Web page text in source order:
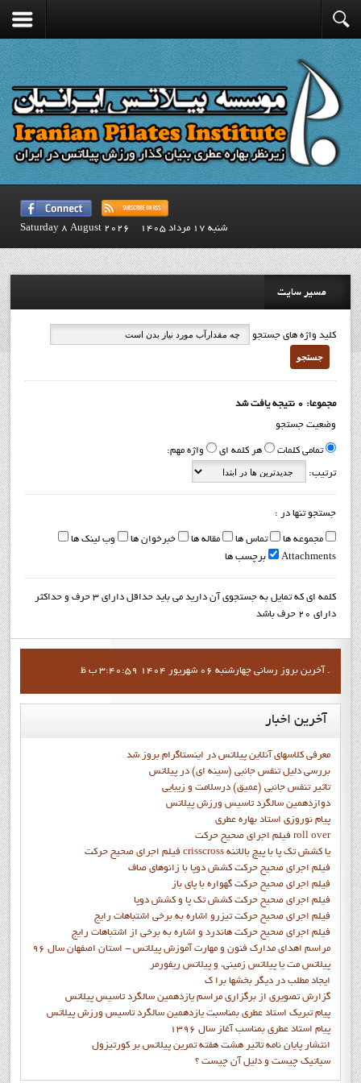
شنبه 17 مرداد 1405 Saturday 8 August 2026
مسیر سایت
کلید واژه های جستجو
جستجو
مجموعا: 0 نتیجه یافت شد
وضعیت جستجو
تمامی کلمات هر کلمه ای واژه مهم:
ترتیب:
جستجو تنها در :
مجموعه ها تماس ها مقاله ها خبرخوان ها
وب لینک ها
Attachments
برچسب ها
کلمه ای که تمایل به جستجوی آن دارید می باید حداقل دارای 3 حرف و حداکثر
دارای 20 حرف باشد
آخرين بروز رساني چهارشنبه 06 شهریور 1404 3:40:59 ب ظ .
آخرین اخبار
معرفی کلاسهای آنلاین پیلاتس در اینستاگرام بروز شد
بررسی دلیل تنفس جانبی (سینه ای) در پیلاتس
تاثیر تنفس جانبی (عمیق) درسلامت و زیبایی
دوازدهمين سالگرد تاسيس ورزش پيلاتس
پيام نوروزي استاد بهاره عطري
فيلم اجراي صحيح حرکت roll over
فيلم اجراي صحيح حركت crisscross يا كشش تك پا با پيچ بالاتنه
فيلم اجراي صحيح حرکت كشش دوپا با زانوهاي صاف
فيلم اجراي صحيح حرکت گهواره با پاي باز
فيلم اجراي صحيح حرکت کشش تک پا و کشش دوپا
فيلم اجراي صحيح حرکت تيزرو اشاره به برخي اشتباهات رايج
فيلم اجراي صحيح حرکت هاندرد و اشاره به برخي از اشتباهات رايج
مراسم اهدای مدارک فنون و مهارت آموزش پیلاتس - استان اصفهان سال 96
پیلاتس مت یا پیلاتس زمینی، و پیلاتس ریفورمر
ايجاد مطلب در ديگر بخشها برا ک
گزارش تصويري از برگزاري مراسم يازدهمين سالگرد تاسيس پيلاتس
پيام تبريک استاد عطري بمناسبت يازدهمين سالگرد تاسيس ورزش پيلاتس
پيام استاد عطري بمناسب آغاز سال 1396
انتشار پايان نامه تاثیر هشت هفته تمرین پیلاتس بر کورتیزول
سیاتیک چیست و دلیل آن چیست ؟